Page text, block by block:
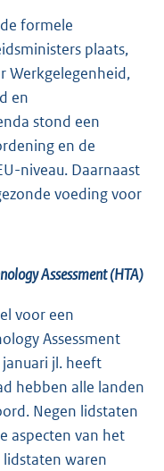
formele
plaats,
Werkgelegenheid,
en
stond een
en de
niveau. Daarnaast
voeding voor
Assessment (HTA)
voor een
Assessment
januari jl. heeft
hebben alle landen
Negen lidstaten
aspecten van het
waren